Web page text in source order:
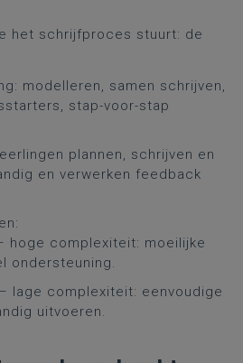
het schrijfproces stuurt: de
modelleren, samen schrijven,
stap-voor-stap
plannen, schrijven en
en verwerken feedback
hoge complexiteit: moeilijke
ondersteuning.
lage complexiteit: eenvoudige
uitvoeren.